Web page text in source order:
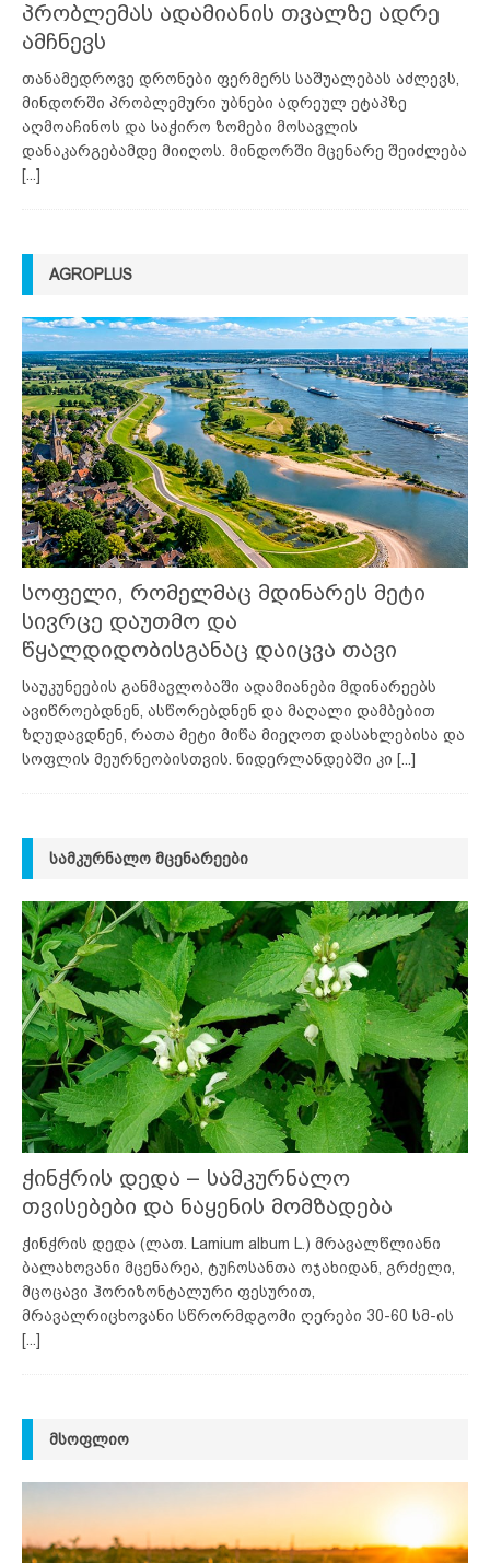
პრობლემას ადამიანის თვალზე ადრე
ამჩნევს
თანამედროვე დრონები ფერმერს საშუალებას აძლევს,
მინდორში პრობლემური უბნები ადრეულ ეტაპზე
აღმოაჩინოს და საჭირო ზომები მოსავლის
დანაკარგებამდე მიიღოს. მინდორში მცენარე შეიძლება
[...]
AGROPLUS
სოფელი, რომელმაც მდინარეს მეტი
სივრცე დაუთმო და
წყალდიდობისგანაც დაიცვა თავი
საუკუნეების განმავლობაში ადამიანები მდინარეებს
ავიწროებდნენ, ასწორებდნენ და მაღალი დამბებით
ზღუდავდნენ, რათა მეტი მიწა მიეღოთ დასახლებისა და
სოფლის მეურნეობისთვის. ნიდერლანდებში კი [...]
ᲡᲐᲛᲙᲣᲠᲜᲐᲚᲝ ᲛᲪᲔᲜᲐᲠᲔᲔᲑᲘ
ჭინჭრის დედა – სამკურნალო
თვისებები და ნაყენის მომზადება
ჭინჭრის დედა (ლათ. Lamium album L.) მრავალწლიანი
ბალახოვანი მცენარეა, ტუჩოსანთა ოჯახიდან, გრძელი,
მცოცავი ჰორიზონტალური ფესურით,
მრავალრიცხოვანი სწრორმდგომი ღერები 30-60 სმ-ის
[...]
ᲛᲡᲝᲤᲚᲘᲝ